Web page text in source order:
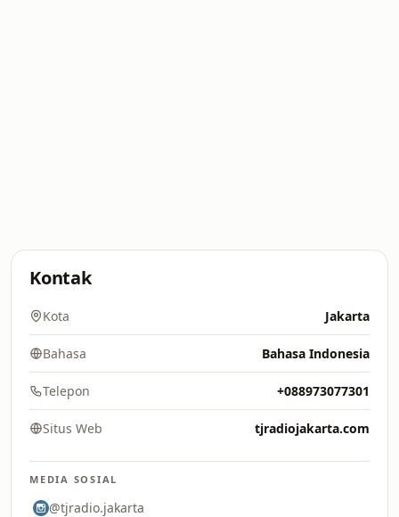
Kontak
Kota Jakarta
Bahasa Bahasa Indonesia
Telepon +088973077301
Situs Web tjradiojakarta.com
MEDIA SOSIAL
@tjradio.jakarta